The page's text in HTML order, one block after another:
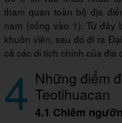
tham quan toàn bộ địa
nam (cổng vào 1). Từ đây
khuôn viên, sau đó đi ra
cả các di tích chính của địa
4 Những điểm
Teotihuacan
4.1 Chiêm